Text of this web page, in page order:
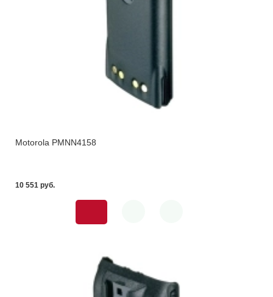
Motorola PMNN4158
10 551 pуб.